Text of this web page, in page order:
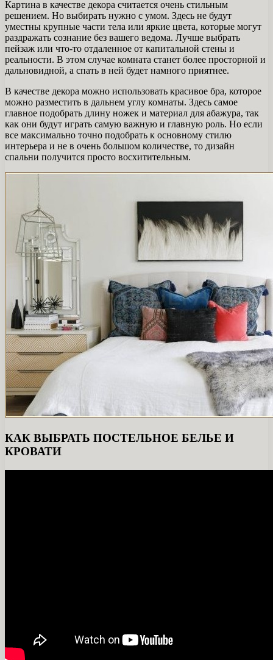
Картина в качестве декора считается очень стильным
решением. Но выбирать нужно с умом. Здесь не будут
уместны крупные части тела или яркие цвета, которые могут
раздражать сознание без вашего ведома. Лучше выбрать
пейзаж или что-то отдаленное от капитальной стены и
реальности. В этом случае комната станет более просторной и
дальновидной, а спать в ней будет намного приятнее.
В качестве декора можно использовать красивое бра, которое
можно разместить в дальнем углу комнаты. Здесь самое
главное подобрать длину ножек и материал для абажура, так
как они будут играть самую важную и главную роль. Но если
все максимально точно подобрать к основному стилю
интерьера и не в очень большом количестве, то дизайн
спальни получится просто восхитительным.
КАК ВЫБРАТЬ ПОСТЕЛЬНОЕ БЕЛЬЕ И
КРОВАТИ